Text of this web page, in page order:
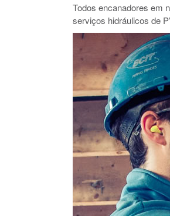
Todos encanadores em
serviços hidráulicos de